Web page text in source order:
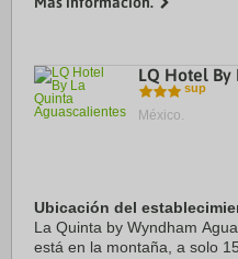
Virreinato. Además, este
LQ Hotel By
México.
Ubicación del
La Quinta by Wyndham
está en la montaña, a solo